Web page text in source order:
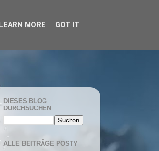
DIESES BLOG
DURCHSUCHEN
ALLE BEITRÄGE POSTY
LEARN MORE GOT IT